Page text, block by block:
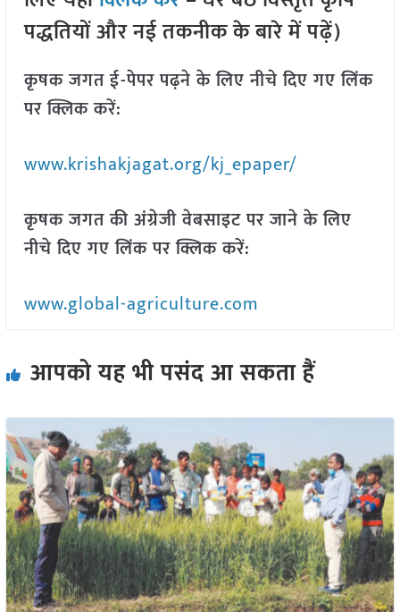
पद्धतियों और नई तकनीक के बारे में पढ़ें)
कृषक जगत ई-पेपर पढ़ने के लिए नीचे दिए गए लिंक
पर क्लिक करें:
www.krishakjagat.org/kj_epaper/
कृषक जगत की अंग्रेजी वेबसाइट पर जाने के लिए
नीचे दिए गए लिंक पर क्लिक करें:
www.global-agriculture.com
आपको यह भी पसंद आ सकता हैं